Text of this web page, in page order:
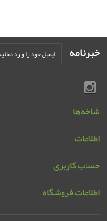
خبرنامه
شاخه‌ها
اطلاعات
حساب کاربری
اطلاعات فروشگاه